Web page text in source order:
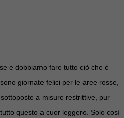
e dobbiamo fare tutto ciò che è
giornate felici per le aree rosse,
a misure restrittive, pur
questo a cuor leggero. Solo così